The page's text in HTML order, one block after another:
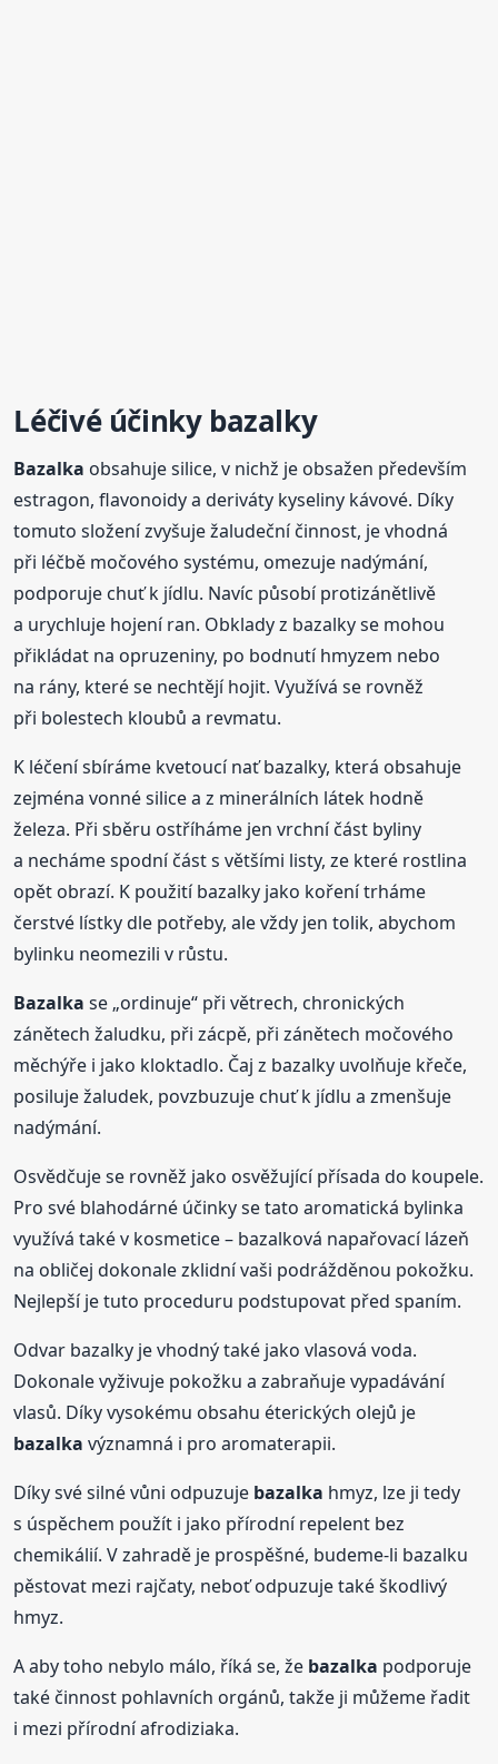
Léčivé účinky bazalky
Bazalka obsahuje silice, v nichž je obsažen především
estragon, flavonoidy a deriváty kyseliny kávové. Díky
tomuto složení zvyšuje žaludeční činnost, je vhodná
při léčbě močového systému, omezuje nadýmání,
podporuje chuť k jídlu. Navíc působí protizánětlivě
a urychluje hojení ran. Obklady z bazalky se mohou
přikládat na opruzeniny, po bodnutí hmyzem nebo
na rány, které se nechtějí hojit. Využívá se rovněž
při bolestech kloubů a revmatu.
K léčení sbíráme kvetoucí nať bazalky, která obsahuje
zejména vonné silice a z minerálních látek hodně
železa. Při sběru ostříháme jen vrchní část byliny
a necháme spodní část s většími listy, ze které rostlina
opět obrazí. K použití bazalky jako koření trháme
čerstvé lístky dle potřeby, ale vždy jen tolik, abychom
bylinku neomezili v růstu.
Bazalka se „ordinuje“ při větrech, chronických
zánětech žaludku, při zácpě, při zánětech močového
měchýře i jako kloktadlo. Čaj z bazalky uvolňuje křeče,
posiluje žaludek, povzbuzuje chuť k jídlu a zmenšuje
nadýmání.
Osvědčuje se rovněž jako osvěžující přísada do koupele.
Pro své blahodárné účinky se tato aromatická bylinka
využívá také v kosmetice – bazalková napařovací lázeň
na obličej dokonale zklidní vaši podrážděnou pokožku.
Nejlepší je tuto proceduru podstupovat před spaním.
Odvar bazalky je vhodný také jako vlasová voda.
Dokonale vyživuje pokožku a zabraňuje vypadávání
vlasů. Díky vysokému obsahu éterických olejů je
bazalka významná i pro aromaterapii.
Díky své silné vůni odpuzuje bazalka hmyz, lze ji tedy
s úspěchem použít i jako přírodní repelent bez
chemikálií. V zahradě je prospěšné, budeme-li bazalku
pěstovat mezi rajčaty, neboť odpuzuje také škodlivý
hmyz.
A aby toho nebylo málo, říká se, že bazalka podporuje
také činnost pohlavních orgánů, takže ji můžeme řadit
i mezi přírodní afrodiziaka.